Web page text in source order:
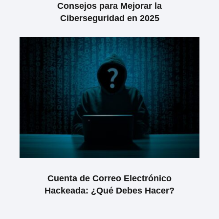
Consejos para Mejorar la
Ciberseguridad en 2025
Cuenta de Correo Electrónico
Hackeada: ¿Qué Debes Hacer?